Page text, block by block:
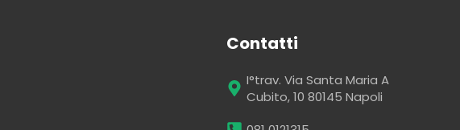
Contatti
I°trav. Via Santa Maria A
Cubito, 10 80145 Napoli